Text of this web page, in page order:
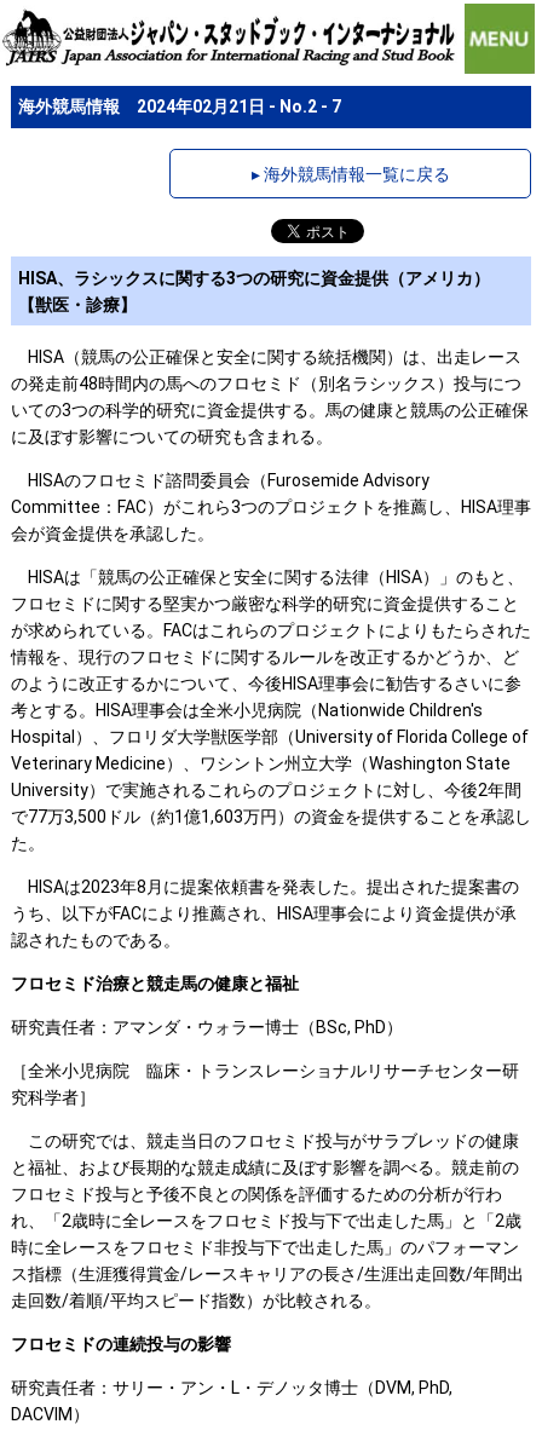
海外競馬情報 2024年02月21日 - No.2 - 7
▸ 海外競馬情報一覧に戻る
HISA、ラシックスに関する3つの研究に資金提供（アメリカ）
【獣医・診療】
HISA（競馬の公正確保と安全に関する統括機関）は、出走レース
の発走前48時間内の馬へのフロセミド（別名ラシックス）投与につ
いての3つの科学的研究に資金提供する。馬の健康と競馬の公正確保
に及ぼす影響についての研究も含まれる。
HISAのフロセミド諮問委員会（Furosemide Advisory
Committee：FAC）がこれら3つのプロジェクトを推薦し、HISA理事
会が資金提供を承認した。
HISAは「競馬の公正確保と安全に関する法律（HISA）」のもと、
フロセミドに関する堅実かつ厳密な科学的研究に資金提供すること
が求められている。FACはこれらのプロジェクトによりもたらされた
情報を、現行のフロセミドに関するルールを改正するかどうか、ど
のように改正するかについて、今後HISA理事会に勧告するさいに参
考とする。HISA理事会は全米小児病院（Nationwide Children's
Hospital）、フロリダ大学獣医学部（University of Florida College of
Veterinary Medicine）、ワシントン州立大学（Washington State
University）で実施されるこれらのプロジェクトに対し、今後2年間
で77万3,500ドル（約1億1,603万円）の資金を提供することを承認し
た。
HISAは2023年8月に提案依頼書を発表した。提出された提案書の
うち、以下がFACにより推薦され、HISA理事会により資金提供が承
認されたものである。
フロセミド治療と競走馬の健康と福祉
研究責任者：アマンダ・ウォラー博士（BSc, PhD）
［全米小児病院 臨床・トランスレーショナルリサーチセンター研
究科学者］
この研究では、競走当日のフロセミド投与がサラブレッドの健康
と福祉、および長期的な競走成績に及ぼす影響を調べる。競走前の
フロセミド投与と予後不良との関係を評価するための分析が行わ
れ、「2歳時に全レースをフロセミド投与下で出走した馬」と「2歳
時に全レースをフロセミド非投与下で出走した馬」のパフォーマン
ス指標（生涯獲得賞金/レースキャリアの長さ/生涯出走回数/年間出
走回数/着順/平均スピード指数）が比較される。
フロセミドの連続投与の影響
研究責任者：サリー・アン・L・デノッタ博士（DVM, PhD,
DACVIM）